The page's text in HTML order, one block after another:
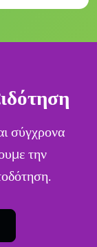
σύγχρονα
την